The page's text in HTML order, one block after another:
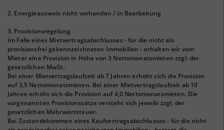
2. Energieausweis nicht vorhanden / in Bearbeitung
3. Provisionsregelung
Im Falle eines Mietvertragsabschlusses - für die nicht als
provisionsfrei gekennzeichneten Immobilien - erhalten wir vom
Mieter eine Provision in Höhe von 3 Nettomonatsmieten zzgl. der
gesetzlichen MwSt.
Bei einer Mietvertragslaufzeit ab 7 Jahren erhöht sich die Provision
auf 3,5 Nettomonatsmieten. Bei einer Mietvertragslaufzeit ab 10
Jahren erhöht sich die Provision auf 4,0 Nettomonatsmieten. Die
vorgenannten Provisionssätze versteht sich jeweils zzgl. der
gesetzlichen Mehrwertsteuer.
Bei Zustandekommen eines Kaufvertragsabschlusses - für die nicht